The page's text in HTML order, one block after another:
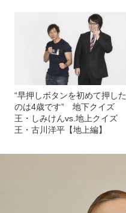
“早押しボタンを初めて押した
のは4歳です” 地下クイズ
王・しみけんvs.地上クイズ
王・古川洋平【地上編】